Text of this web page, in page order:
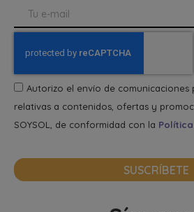
Autorizo el envío de comunicaciones
relativas a contenidos, ofertas y
SOYSOL, de conformidad con la
SUSCRÍBETE